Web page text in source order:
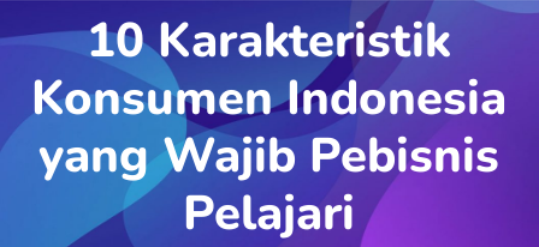
10 Karakteristik
Konsumen Indonesia
yang Wajib Pebisnis
Pelajari